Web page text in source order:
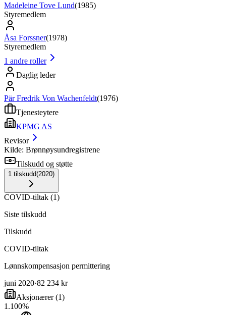
Madeleine Tove Lund(1985)
Styremedlem
Åsa Forssner(1978)
Styremedlem
1 andre roller
Daglig leder
Pär Fredrik Von Wachenfeldt(1976)
Tjenesteytere
KPMG AS
Revisor
Kilde: Brønnøysundregistrene
Tilskudd og støtte
1 tilskudd(2020)
COVID-tiltak (1)
Siste tilskudd
Tilskudd
COVID-tiltak
Lønnskompensasjon permittering
juni 2020·82 234 kr
Aksjonærer(1)
1 .100%